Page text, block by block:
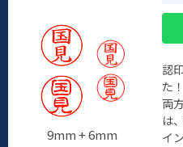
9mm + 6mm
認
た！
両
は
イ